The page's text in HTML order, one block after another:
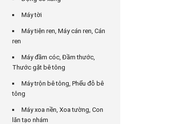
Máy tời
Máy tiện ren, Máy cán ren, Cán
ren
Máy đầm cóc, Đầm thước,
Thước gặt bê tông
Máy trộn bê tông, Phểu đỗ bê
tông
Máy xoa nền, Xoa tường, Con
lăn tạo nhám